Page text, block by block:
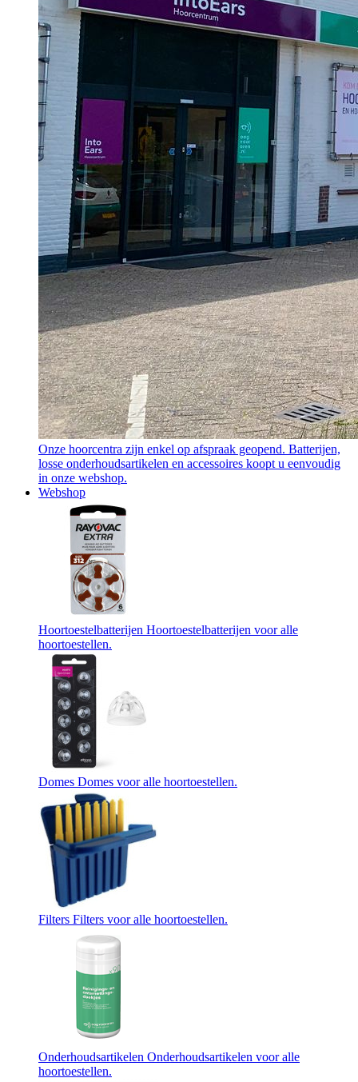
Onze hoorcentra zijn enkel op afspraak geopend. Batterijen,
losse onderhoudsartikelen en accessoires koopt u eenvoudig
in onze webshop.
Webshop
Hoortoestelbatterijen Hoortoestelbatterijen voor alle
hoortoestellen.
Domes Domes voor alle hoortoestellen.
Filters Filters voor alle hoortoestellen.
Onderhoudsartikelen Onderhoudsartikelen voor alle
hoortoestellen.